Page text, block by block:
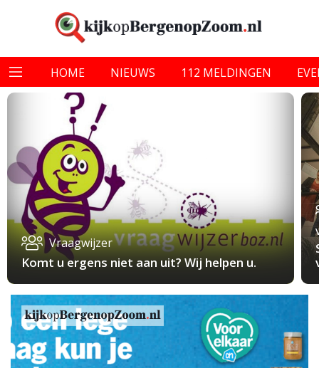
HOME NIEUWS 112 MELDINGEN
Vraagwijzer
Komt u ergens niet aan uit? Wij helpen u.